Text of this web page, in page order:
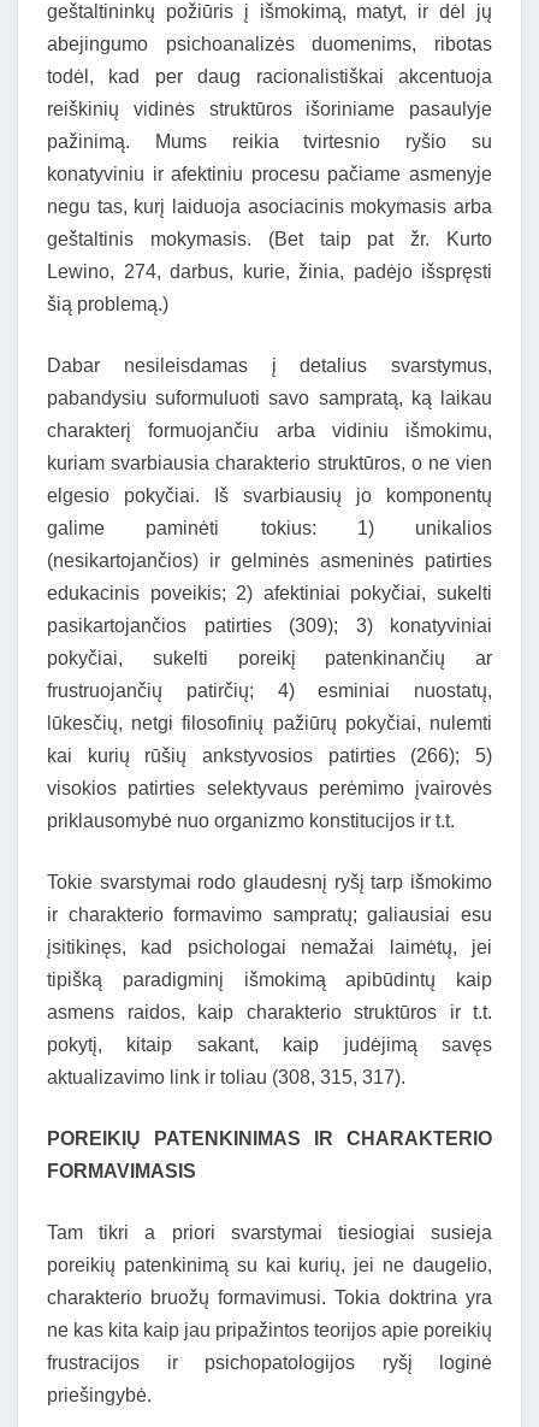
geštaltininkų požiūris į išmokimą, matyt, ir dėl jų
abejingumo psichoanalizės duomenims, ribotas
todėl, kad per daug racionalistiškai akcentuoja
reiškinių vidinės struktūros išoriniame pasaulyje
pažinimą. Mums reikia tvirtesnio ryšio su
konatyviniu ir afektiniu procesu pačiame asmenyje
negu tas, kurį laiduoja asociacinis mokymasis arba
geštaltinis mokymasis. (Bet taip pat žr. Kurto
Lewino, 274, darbus, kurie, žinia, padėjo išspręsti
šią problemą.)
Dabar nesileisdamas į detalius svarstymus,
pabandysiu suformuluoti savo sampratą, ką laikau
charakterį formuojančiu arba vidiniu išmokimu,
kuriam svarbiausia charakterio struktūros, o ne vien
elgesio pokyčiai. Iš svarbiausių jo komponentų
galime paminėti tokius: 1) unikalios
(nesikartojančios) ir gelminės asmeninės patirties
edukacinis poveikis; 2) afektiniai pokyčiai, sukelti
pasikartojančios patirties (309); 3) konatyviniai
pokyčiai, sukelti poreikį patenkinančių ar
frustruojančių patirčių; 4) esminiai nuostatų,
lūkesčių, netgi filosofinių pažiūrų pokyčiai, nulemti
kai kurių rūšių ankstyvosios patirties (266); 5)
visokios patirties selektyvaus perėmimo įvairovės
priklausomybė nuo organizmo konstitucijos ir t.t.
Tokie svarstymai rodo glaudesnį ryšį tarp išmokimo
ir charakterio formavimo sampratų; galiausiai esu
įsitikinęs, kad psichologai nemažai laimėtų, jei
tipišką paradigminį išmokimą apibūdintų kaip
asmens raidos, kaip charakterio struktūros ir t.t.
pokytį, kitaip sakant, kaip judėjimą savęs
aktualizavimo link ir toliau (308, 315, 317).
POREIKIŲ PATENKINIMAS IR CHARAKTERIO
FORMAVIMASIS
Tam tikri a priori svarstymai tiesiogiai susieja
poreikių patenkinimą su kai kurių, jei ne daugelio,
charakterio bruožų formavimusi. Tokia doktrina yra
ne kas kita kaip jau pripažintos teorijos apie poreikių
frustracijos ir psichopatologijos ryšį loginė
priešingybė.